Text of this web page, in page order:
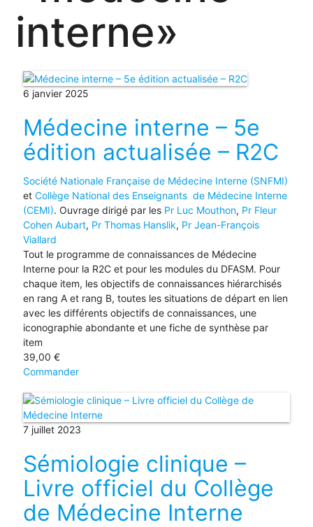
interne»
6 janvier 2025
Médecine interne – 5e
édition actualisée – R2C
Société Nationale Française de Médecine Interne (SNFMI)
et Collège National des Enseignants de Médecine Interne
(CEMI). Ouvrage dirigé par les Pr Luc Mouthon, Pr Fleur
Cohen Aubart, Pr Thomas Hanslik, Pr Jean-François
Viallard
Tout le programme de connaissances de Médecine
Interne pour la R2C et pour les modules du DFASM. Pour
chaque item, les objectifs de connaissances hiérarchisés
en rang A et rang B, toutes les situations de départ en lien
avec les différents objectifs de connaissances, une
iconographie abondante et une fiche de synthèse par
item
39,00 €
Commander
7 juillet 2023
Sémiologie clinique –
Livre officiel du Collège
de Médecine Interne